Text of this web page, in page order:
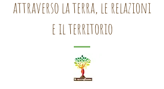
attraverso la terra, le relazioni
e il territorio